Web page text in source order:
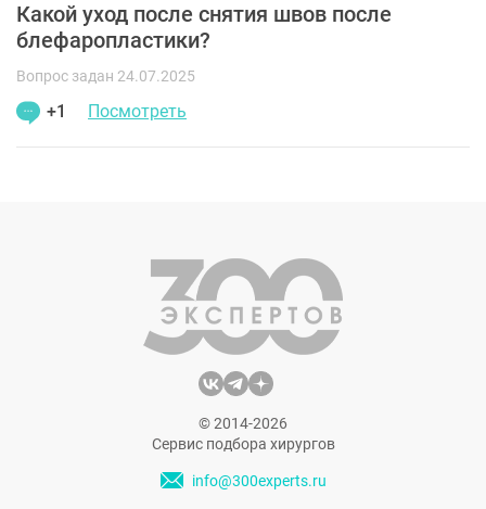
Какой уход после снятия швов после
блефаропластики?
Вопрос задан 24.07.2025
+1 Посмотреть
© 2014-2026
Сервис подбора хирургов
info@300experts.ru